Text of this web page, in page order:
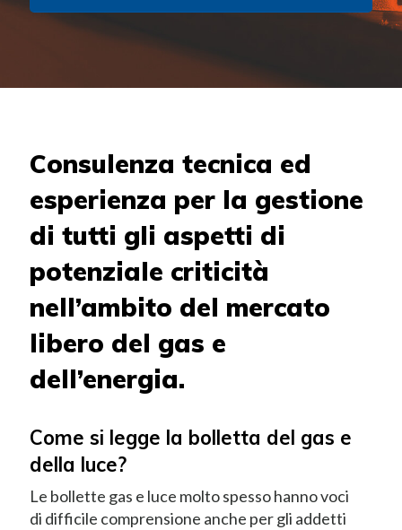
Consulenza tecnica ed
esperienza per la gestione
di tutti gli aspetti di
potenziale criticità
nell’ambito del mercato
libero del gas e
dell’energia.
Come si legge la bolletta del gas e
della luce?
Le bollette gas e luce molto spesso hanno voci
di difficile comprensione anche per gli addetti